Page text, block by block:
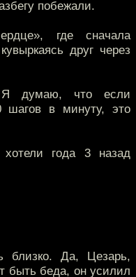
побежали.
где сначала
друг через
Я думаю, что если
шагов в минуту, это
года 3 назад
Да, Цезарь,
быть беда, он усилил